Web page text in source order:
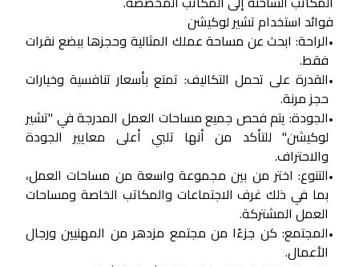
فوائد استخدام تشير لوكيشن
•الراحة: ابحث عن مساحة عملك المثالية وحجزها ببضع نقرات
فقط.
•القدرة على تحمل التكاليف: تمتع بأسعار تنافسية وخيارات
حجز مرنة.
•الجودة: يتم فحص جميع مساحات العمل المدرجة في "تشير
لوكيشن" للتأكد من أنها تلبي أعلى معايير الجودة
والاحتراف.
•التنوع: اختر من بين مجموعة واسعة من مساحات العمل،
بما في ذلك غرف الاجتماعات والمكاتب الخاصة ومساحات
العمل المشتركة.
•المجتمع: كن جزءًا من مجتمع مزدهر من المهنيين ورجال
الأعمال.